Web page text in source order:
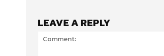
LEAVE A REPLY